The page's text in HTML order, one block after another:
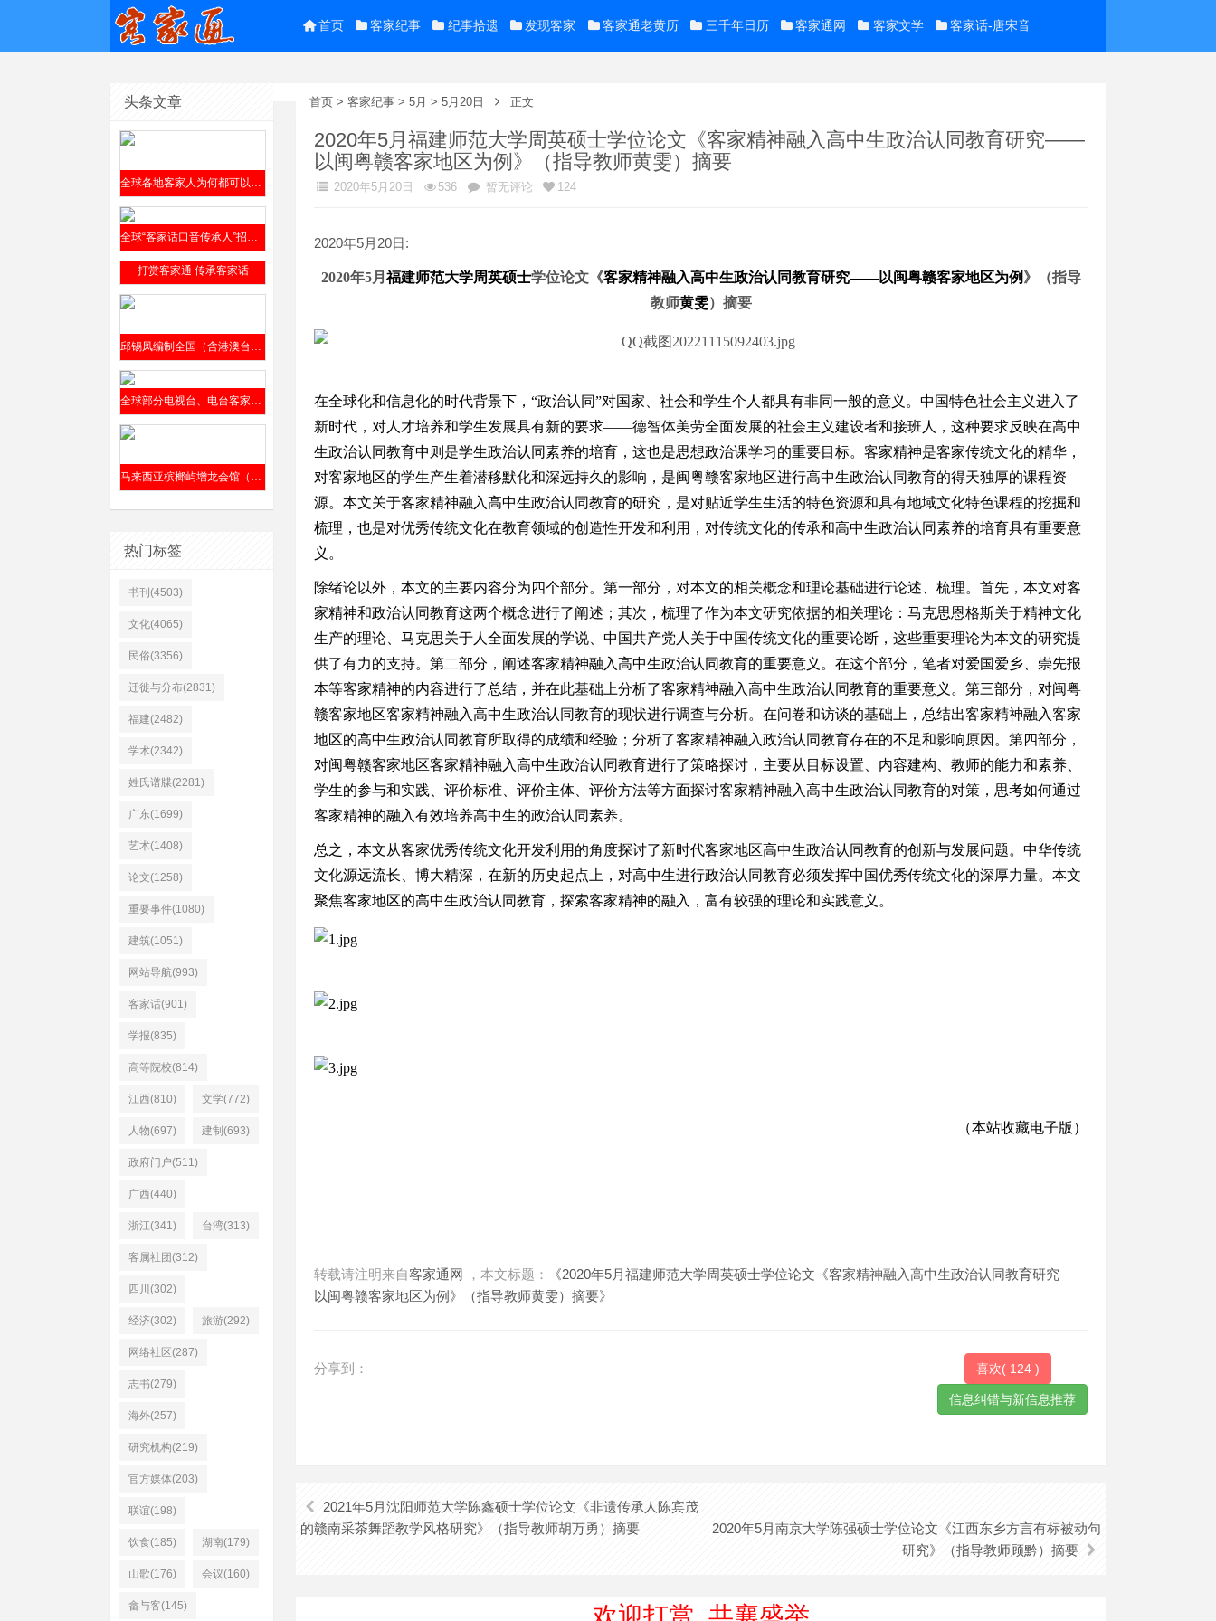
首页 客家纪事 纪事拾遗 发现客家 客家通老黄历 三千年日历 客家通网 客家文学 客家话-唐宋音
头条文章
全球各地客家人为何都可以参阅邱锡凤编撰的《客家方言上杭话大词典》？
全球“客家话口音传承人”招贤榜2019年9月4日公开发布
打赏客家通 传承客家话
邱锡凤编制全国（含港澳台）客家方言分布全表（征求意见稿）2019年8月12日发布
全球部分电视台、电台客家话节目介绍​
马来西亚槟榔屿增龙会馆（前身“仁胜公司”）清嘉庆六年（1801年）成立
热门标签
书刊(4503)
文化(4065)
民俗(3356)
迁徙与分布(2831)
福建(2482)
学术(2342)
姓氏谱牒(2281)
广东(1699)
艺术(1408)
论文(1258)
重要事件(1080)
建筑(1051)
网站导航(993)
客家话(901)
学报(835)
高等院校(814)
江西(810) 文学(772)
人物(697) 建制(693)
政府门户(511)
广西(440)
浙江(341) 台湾(313)
客属社团(312)
四川(302)
经济(302) 旅游(292)
网络社区(287)
志书(279)
海外(257)
研究机构(219)
官方媒体(203)
联谊(198)
饮食(185) 湖南(179)
山歌(176) 会议(160)
畲与客(145)
首页 > 客家纪事 > 5月 > 5月20日 正文
2020年5月福建师范大学周英硕士学位论文《客家精神融入高中生政治认同教育研究——
以闽粤赣客家地区为例》（指导教师黄雯）摘要
2020年5月20日 536 暂无评论 124
2020年5月20日:
2020年5月福建师范大学周英硕士学位论文《客家精神融入高中生政治认同教育研究——以闽粤赣客家地区为例 》（指导
教师黄雯）摘要
在全球化和信息化的时代背景下， “政治认同”对国家、社会和学生个人都具有非同一般的意义。中国特色社会主义进入了
新时代，对人才培养和学生发展具有新的要求——德智体美劳全面发展的社会主义建设者和接班人，这种要求反映在高中
生政治认同教育中则是学生政治认同素养的培育，这也是思想政治课学习的重要目标。客家精神是客家传统文化的精华，
对客家地区的学生产生着潜移默化和深远持久的影响，是闽粤赣客家地区进行高中生政治认同教育的得天独厚的课程资
源。本文关于客家精神融入高中生政治认同教育的研究，是对贴近学生生活的特色资源和具有地域文化特色课程的挖掘和
梳理，也是对优秀传统文化在教育领域的创造性开发和利用，对传统文化的传承和高中生政治认同素养的培育具有重要意
义。
除绪论以外，本文的主要内容分为四个部分。第一部分，对本文的相关概念和理论基础进行论述、梳理。首先，本文对客
家精神和政治认同教育这两个概念进行了阐述；其次，梳理了作为本文研究依据的相关理论：马克思恩格斯关于精神文化
生产的理论、马克思关于人全面发展的学说、中国共产党人关于中国传统文化的重要论断，这些重要理论为本文的研究提
供了有力的支持。第二部分，阐述客家精神融入高中生政治认同教育的重要意义。在这个部分，笔者对爱国爱乡、崇先报
本等客家精神的内容进行了总结，并在此基础上分析了客家精神融入高中生政治认同教育的重要意义。第三部分，对闽粤
赣客家地区客家精神融入高中生政治认同教育的现状进行调查与分析。在问卷和访谈的基础上，总结出客家精神融入客家
地区的高中生政治认同教育所取得的成绩和经验；分析了客家精神融入政治认同教育存在的不足和影响原因。第四部分，
对闽粤赣客家地区客家精神融入高中生政治认同教育进行了策略探讨，主要从目标设置、内容建构、教师的能力和素养、
学生的参与和实践、评价标准、评价主体、评价方法等方面探讨客家精神融入高中生政治认同教育的对策，思考如何通过
客家精神的融入有效培养高中生的政治认同素养。
总之，本文从客家优秀传统文化开发利用的角度探讨了新时代客家地区高中生政治认同教育的创新与发展问题。中华传统
文化源远流长、博大精深，在新的历史起点上，对高中生进行政治认同教育必须发挥中国优秀传统文化的深厚力量。本文
聚焦客家地区的高中生政治认同教育，探索客家精神的融入，富有较强的理论和实践意义。
（本站收藏电子版 ）
转载请注明来自客家通网 ，本文标题：
《2020年5月福建师范大学周英硕士学位论文《客家精神融入高中生政治认同教育研究——
以闽粤赣客家地区为例》（指导教师黄雯）摘要》
喜欢( 124 )
分享到：
2021年5月沈阳师范大学陈鑫硕士学位论文《非遗传承人陈宾茂
的赣南采茶舞蹈教学风格研究》（指导教师胡万勇）摘要
2020年5月南京大学陈强硕士学位论文《江西东乡方言有标被动句
研究》（指导教师顾黔）摘要